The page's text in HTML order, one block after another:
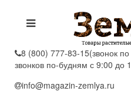
8 (800) 777-83-15(звонок
звонков по-будням с 9:00 до
info@magazin-zemlya.ru